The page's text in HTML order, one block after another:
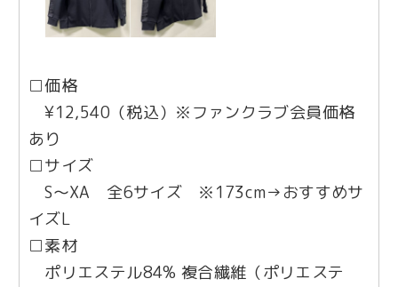
□価格
¥12,540（税込）※ファンクラブ会員価格
あり
□サイズ
S〜XA 全6サイズ ※173cm→おすすめサ
イズL
□素材
ポリエステル84% 複合繊維（ポリエステ